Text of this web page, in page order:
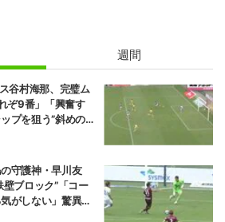
週間
谷村海那、完璧ム
ぞ9番」「興奮す
プを狙う”斜めの抜
守護神・早川友
ブロック”「コー
がしない」驚異の